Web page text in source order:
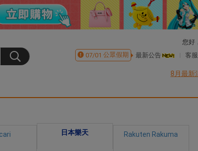
您好
07/01 公眾假期 最新公告 客
8月最新
日本樂天 Rakuten Rakuma